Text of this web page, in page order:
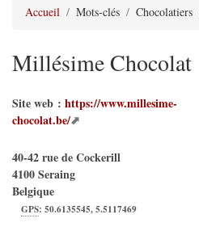
Accueil Mots-clés Chocolatiers
Millésime Chocolat
Site web : https://www.millesime-
chocolat.be/
40-42 rue de Cockerill
4100Seraing
Belgique
GPS:50.6135545,5.5117469